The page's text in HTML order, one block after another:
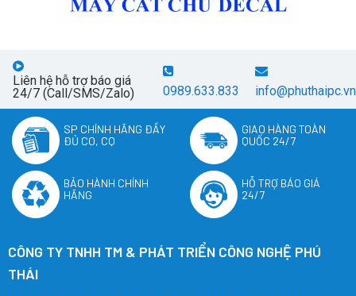
Liên hệ hỗ trợ báo giá
24/7 (Call/SMS/Zalo)
0989.633.833 info@phuthaipc.vn
SP CHÍNH HÃNG ĐẦY
ĐỦ CO, CQ
GIAO HÀNG TOÀN
QUỐC 24/7
BẢO HÀNH CHÍNH
HÃNG
HỖ TRỢ BÁO GIÁ
24/7
CÔNG TY TNHH TM & PHÁT TRIỂN CÔNG NGHỆ PHÚ
THÁI